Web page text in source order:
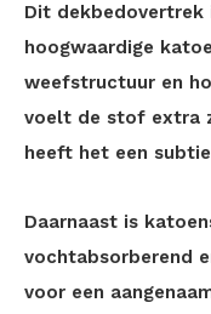
Dit dekbedovertrek
hoogwaardige
weefstructuur en
voelt de stof extra
heeft het een
Daarnaast is
vochtabsorberend
voor een